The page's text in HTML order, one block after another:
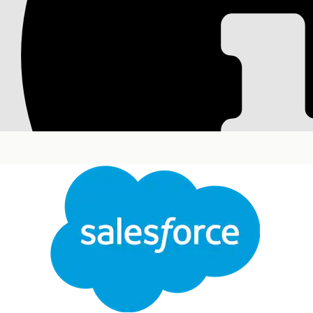
athenahealth
Verbinden Sie Health Cloud und athenahealth
Verfügbarkeit:Enterpriseund
Planung
Die athenahealth Integration Client-Anwendung
Termine zu planen, zu ändern und zu stornieren.
athenahealth und übernimmt die
verwendet die Ausgabe des generischen FHIR-
von athenahealth erwartet wird.